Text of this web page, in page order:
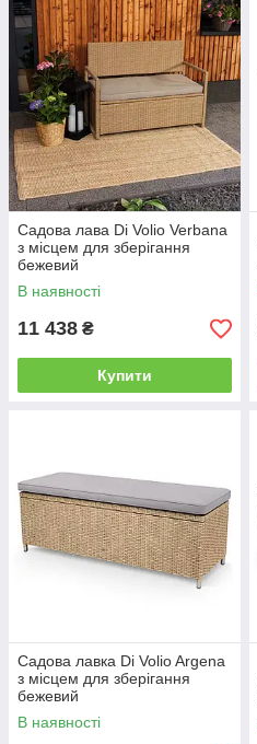
Садова лава Di Volio Verbana
з місцем для зберігання
бежевий
В наявності
11 438 ₴
Купити
Садова лавка Di Volio Argena
з місцем для зберігання
бежевий
В наявності